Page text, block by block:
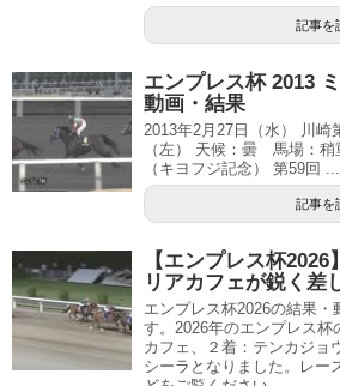
記事を
エンプレス杯 2013
動画・結果
2013年2月27日（水） 川崎
（左） 天候：曇 馬場：
（キヨフジ記念） 第59回 ...
記事を
【エンプレス杯
リアカフェが鋭く差
エンプレス杯2026の結果
す。2026年のエンプレス杯
カフェ、２着：テンカジョ
シーラとなりました。レー